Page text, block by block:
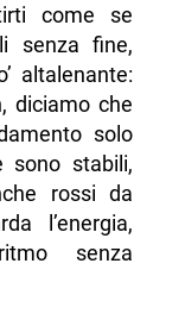
come se
senza fine,
altalenante:
diciamo che
solo
sono stabili,
rossi da
l’energia,
senza